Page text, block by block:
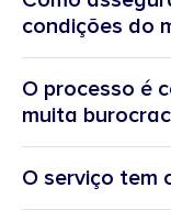
condições do
O processo é
muita
O serviço tem